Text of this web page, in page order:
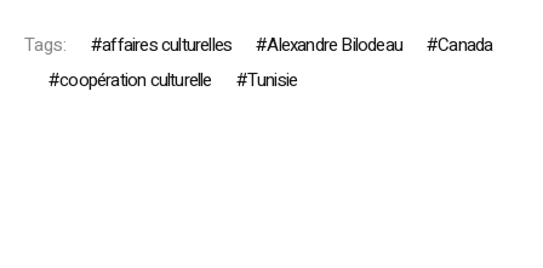
Tags: affaires culturelles Alexandre Bilodeau
Canada
coopération culturelle
Tunisie